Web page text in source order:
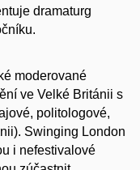
dramaturg
moderované
ve Velké Británii s
politologové,
Swinging London
i nefestivalové